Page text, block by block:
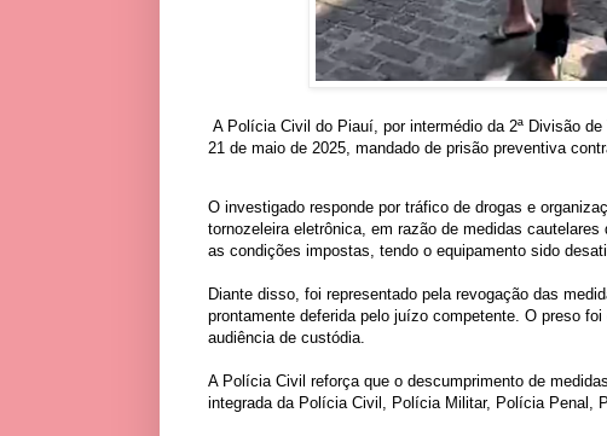
A Polícia Civil do Piauí, por intermédio da 2ª Divisão
21 de maio de 2025, mandado de prisão preventiva
O investigado responde por tráfico de drogas e
tornozeleira eletrônica, em razão de medidas
as condições impostas, tendo o equipamento sido
Diante disso, foi representado pela revogação das
prontamente deferida pelo juízo competente. O preso
audiência de custódia.
A Polícia Civil reforça que o descumprimento de
integrada da Polícia Civil, Polícia Militar, Polícia Penal,